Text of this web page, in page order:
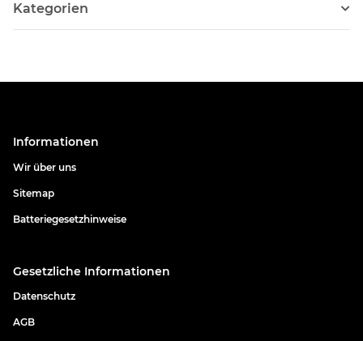
Kategorien
Informationen
Wir über uns
Sitemap
Batteriegesetzhinweise
Gesetzliche Informationen
Datenschutz
AGB